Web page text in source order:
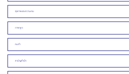
สุขภาพและความงาม
ภาพพูด
คมคำ
สามัญสำนึก